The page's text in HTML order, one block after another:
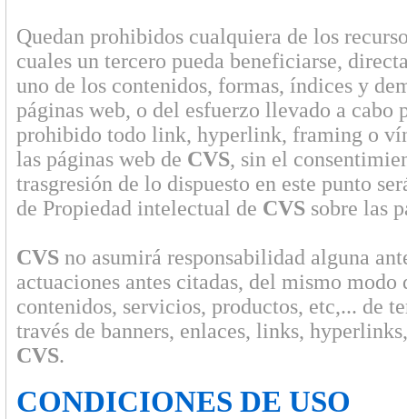
Quedan prohibidos cualquiera de los
cuales un tercero pueda beneficiarse,
uno de los contenidos, formas, índices y
páginas web, o del esfuerzo llevado a cabo
prohibido todo link, hyperlink, framing o
las páginas web de CVS, sin el
trasgresión de lo dispuesto en este punto
de Propiedad intelectual de CVSsobre las
CVSno asumirá responsabilidad alguna
actuaciones antes citadas, del mismo
contenidos, servicios, productos, etc,... de
través de banners, enlaces, links,
CVS.
CONDICIONES DE USO